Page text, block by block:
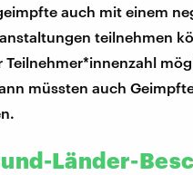
auch mit einem
teilnehmen
müssten auch
Länder-